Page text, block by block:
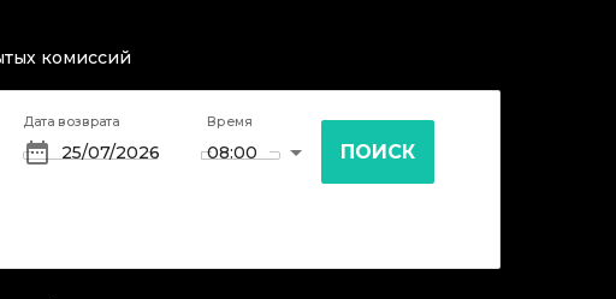
комиссий
Дата возврата Время
ПОИСК